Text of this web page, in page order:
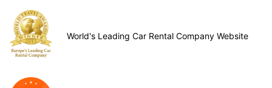
World's Leading Car Rental Company Website